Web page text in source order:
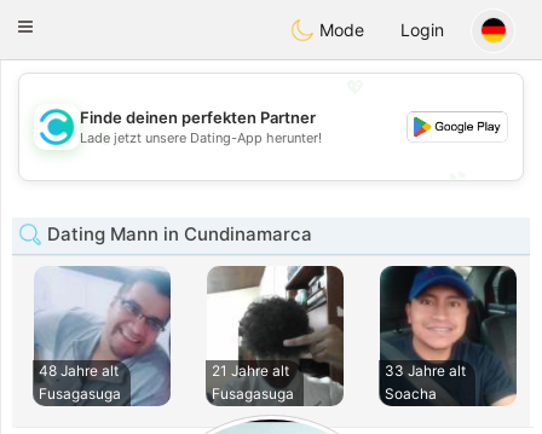
olombiaCitas
Toggle
Mode Login
💖
💕
Finde deinen perfekten Partner
Lade jetzt unsere Dating-App herunter!
Dating Mann in Cundinamarca
48 Jahre alt
Fusagasuga
21 Jahre alt
Fusagasuga
33 Jahre alt
Soacha